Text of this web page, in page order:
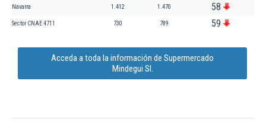
Navarra 1.412 1.470 58
Sector CNAE 4711 730 789 59
Acceda a toda la información de Supermercado
Mindegui Sl.